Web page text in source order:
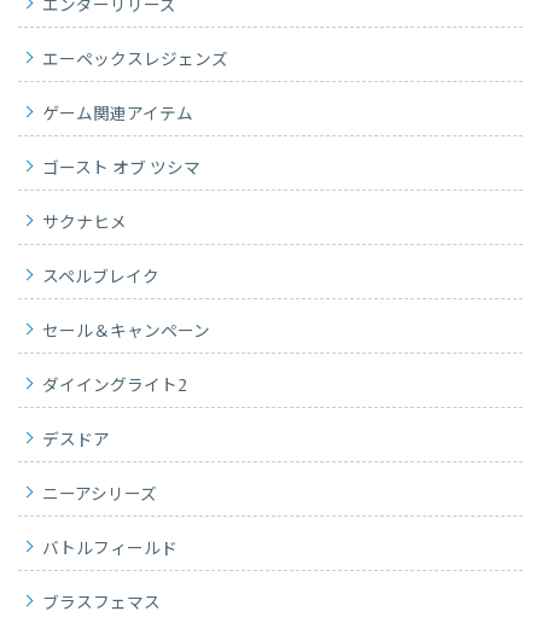
エンダーリリーズ
エーペックスレジェンズ
ゲーム関連アイテム
ゴースト オブ ツシマ
サクナヒメ
スペルブレイク
セール＆キャンペーン
ダイイングライト2
デスドア
ニーアシリーズ
バトルフィールド
ブラスフェマス